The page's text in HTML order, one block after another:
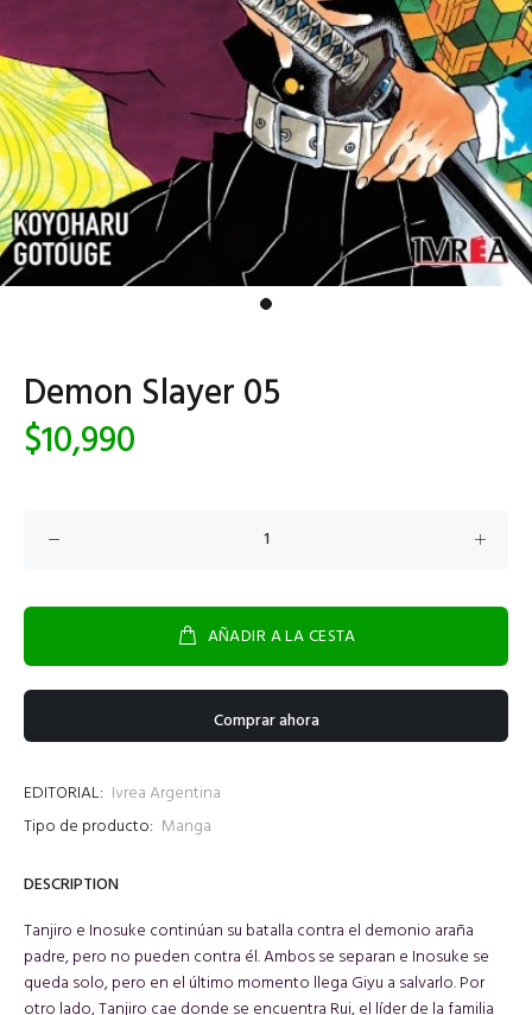
Demon Slayer 05
$10,990
AÑADIR A LA CESTA
Comprar ahora
EDITORIAL: Ivrea Argentina
Tipo de producto: Manga
DESCRIPTION
Tanjiro e Inosuke continúan su batalla contra el demonio araña
padre, pero no pueden contra él. Ambos se separan e Inosuke se
queda solo, pero en el último momento llega Giyu a salvarlo. Por